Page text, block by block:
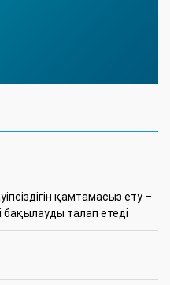
қамтамасыз ету –
бақылауды талап етеді